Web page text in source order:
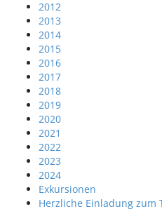
2012
2013
2014
2015
2016
2017
2018
2019
2020
2021
2022
2023
2024
Exkursionen
Herzliche Einladung zum